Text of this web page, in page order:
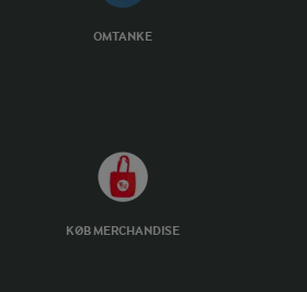
OMTANKE
KØB MERCHANDISE